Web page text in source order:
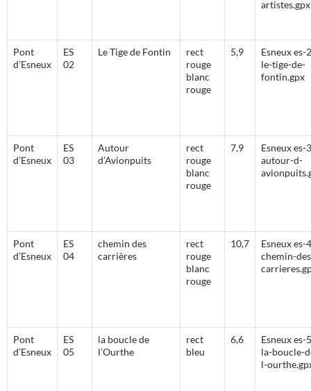
artistes.gpx
Pont
d’Esneux
ES
02
Le Tige de Fontin
rect
rouge
blanc
rouge
5,9
Esneux es-
le-tige-de-
fontin.gpx
Pont
d’Esneux
ES
03
Autour
d’Avionpuits
rect
rouge
blanc
rouge
7,9
Esneux es-
autour-d-
Pont
d’Esneux
ES
04
chemin des
carrières
rect
rouge
blanc
rouge
10,7
Esneux es-
chemin-
Pont
d’Esneux
ES
05
la boucle de
l’Ourthe
rect
bleu
6,6
Esneux es-
la-boucle-
l-